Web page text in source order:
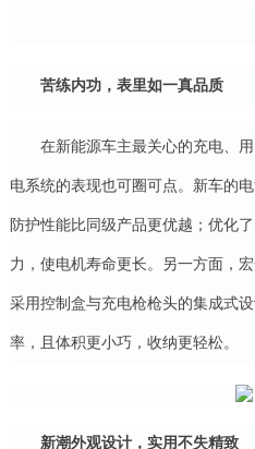
苦练内功，表里如一真品质
在新能源车主最关心的充电、
电系统的表现也可圈可点。新车的
防护性能比同级产品更优越；优化
力，使电机寿命更长。另一方面，
采用控制盒与充电枪枪头的集成式
率，且体积更小巧，收纳更轻松。
新潮外观设计，实用不失精致